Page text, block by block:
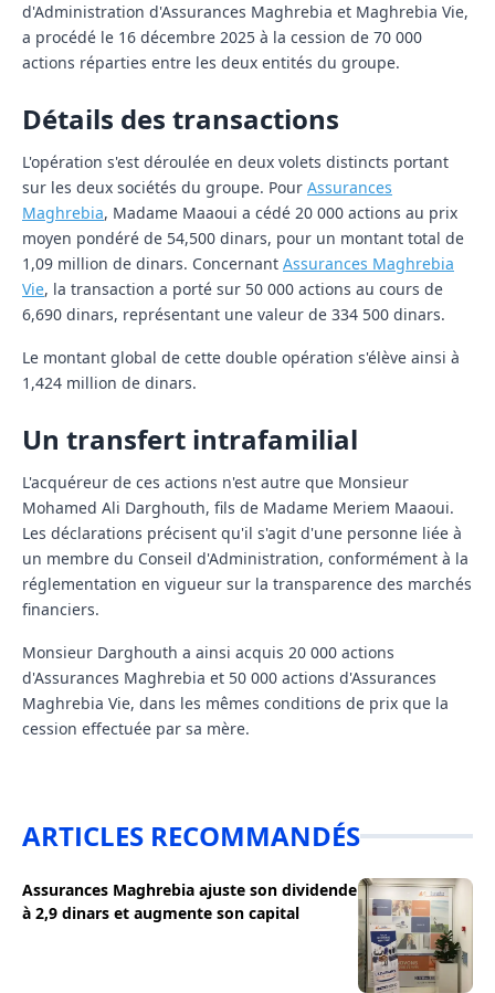
d'Administration d'Assurances Maghrebia et Maghrebia Vie,
a procédé le 16 décembre 2025 à la cession de 70 000
actions réparties entre les deux entités du groupe.
Détails des transactions
L'opération s'est déroulée en deux volets distincts portant
sur les deux sociétés du groupe. Pour Assurances
Maghrebia, Madame Maaoui a cédé 20 000 actions au prix
moyen pondéré de 54,500 dinars, pour un montant total de
1,09 million de dinars. Concernant Assurances Maghrebia
Vie, la transaction a porté sur 50 000 actions au cours de
6,690 dinars, représentant une valeur de 334 500 dinars.
Le montant global de cette double opération s'élève ainsi à
1,424 million de dinars.
Un transfert intrafamilial
L'acquéreur de ces actions n'est autre que Monsieur
Mohamed Ali Darghouth, fils de Madame Meriem Maaoui.
Les déclarations précisent qu'il s'agit d'une personne liée à
un membre du Conseil d'Administration, conformément à la
réglementation en vigueur sur la transparence des marchés
financiers.
Monsieur Darghouth a ainsi acquis 20 000 actions
d'Assurances Maghrebia et 50 000 actions d'Assurances
Maghrebia Vie, dans les mêmes conditions de prix que la
cession effectuée par sa mère.
ARTICLES RECOMMANDÉS
Assurances Maghrebia ajuste son dividende
à 2,9 dinars et augmente son capital